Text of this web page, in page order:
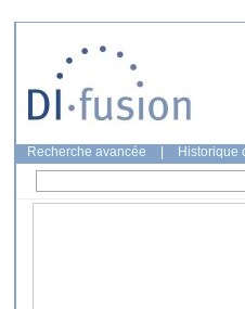
Recherche avancée Historique